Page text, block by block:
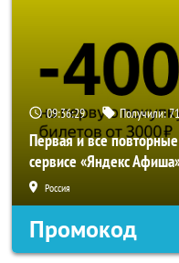
09:36:26 Получили:71
Первая и все
сервисе «Яндекс
Россия
Промокод